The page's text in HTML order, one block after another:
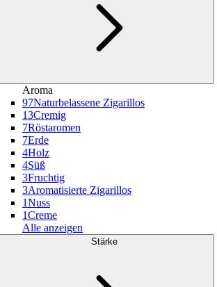
Aroma
97Naturbelassene Zigarillos
13Cremig
7Röstaromen
7Erde
4Holz
4Süß
3Fruchtig
3Aromatisierte Zigarillos
1Nuss
1Creme
Alle anzeigen
Stärke